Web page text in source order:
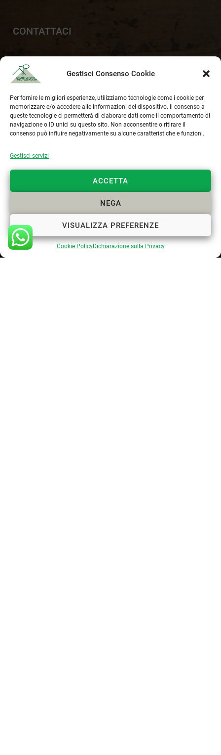
Gestisci Consenso Cookie
Per fornire le migliori esperienze, utilizziamo tecnologie come i cookie per
memorizzare e/o accedere alle informazioni del dispositivo. Il consenso a
queste tecnologie ci permetterà di elaborare dati come il comportamento di
navigazione o ID unici su questo sito. Non acconsentire o ritirare il
consenso può influire negativamente su alcune caratteristiche e funzioni.
Gestisci servizi
ACCETTA
NEGA
VISUALIZZA PREFERENZE
Cookie PolicyDichiarazione sulla Privacy
CONTATTACI
info@paesaggista.it
s.lastrucci@pec.epap.it
Privacy Policy